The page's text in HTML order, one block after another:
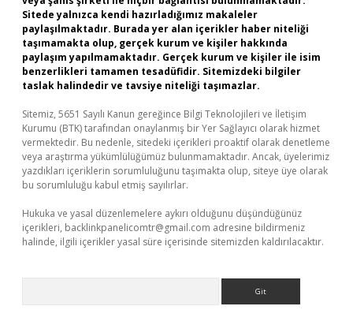
Sitede yalnızca kendi hazırladığımız makaleler
paylaşılmaktadır. Burada yer alan içerikler haber niteliği
taşımamakta olup, gerçek kurum ve kişiler hakkında
paylaşım yapılmamaktadır. Gerçek kurum ve kişiler ile isim
benzerlikleri tamamen tesadüfidir. Sitemizdeki bilgiler
taslak halindedir ve tavsiye niteliği taşımazlar.
Sitemiz, 5651 Sayılı Kanun gereğince Bilgi Teknolojileri ve İletişim
Kurumu (BTK) tarafından onaylanmış bir Yer Sağlayıcı olarak hizmet
vermektedir. Bu nedenle, sitedeki içerikleri proaktif olarak denetleme
veya araştırma yükümlülüğümüz bulunmamaktadır. Ancak, üyelerimiz
yazdıkları içeriklerin sorumluluğunu taşımakta olup, siteye üye olarak
bu sorumluluğu kabul etmiş sayılırlar.
Hukuka ve yasal düzenlemelere aykırı olduğunu düşündüğünüz
içerikleri, backlinkpanelicomtr@gmail.com adresine bildirmeniz
halinde, ilgili içerikler yasal süre içerisinde sitemizden kaldırılacaktır.